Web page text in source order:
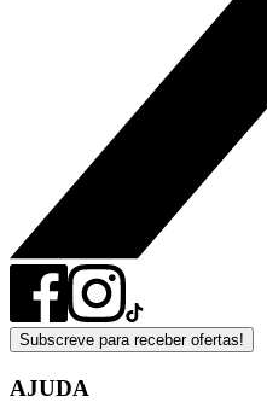
Subscreve para receber ofertas!
AJUDA